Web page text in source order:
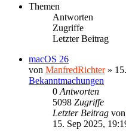
Themen
Antworten
Zugriffe
Letzter Beitrag
macOS 26
von ManfredRichter»
Bekanntmachungen
0 Antworten
5098 Zugriffe
Letzter Beitrag von
15. Sep 2025,